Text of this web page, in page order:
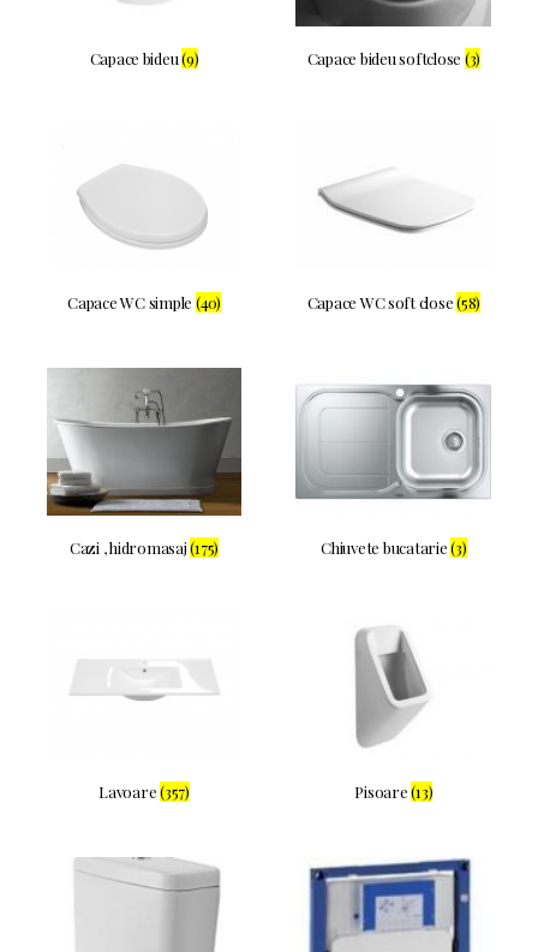
Capace bideu(9) Capace bideu softclose (3)
Capace WC simple (40) Capace WC soft close(58)
Cazi , hidromasaj(175) Chiuvete bucatarie(3)
Lavoare(357) Pisoare(13)